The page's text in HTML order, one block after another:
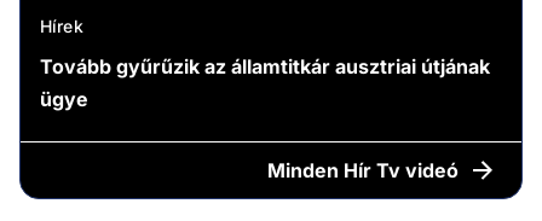
Hírek
Tovább gyűrűzik az államtitkár ausztriai útjának
ügye
Minden Hír Tv videó